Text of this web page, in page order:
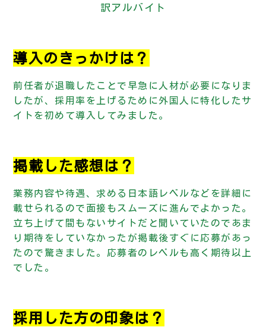
訳アルバイト
導入のきっかけは？
前任者が退職したことで早急に人材が必要になりま
したが、採用率を上げるために外国人に特化したサ
イトを初めて導入してみました。
掲載した感想は？
業務内容や待遇、求める日本語レベルなどを詳細に
載せられるので面接もスムーズに進んでよかった。
立ち上げて間もないサイトだと聞いていたのであま
り期待をしていなかったが掲載後すぐに応募があっ
たので驚きました。応募者のレベルも高く期待以上
でした。
採用した方の印象は？